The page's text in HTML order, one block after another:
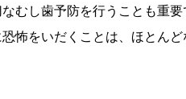
むし歯予防を行うことも重
怖をいだくことは、ほとんど